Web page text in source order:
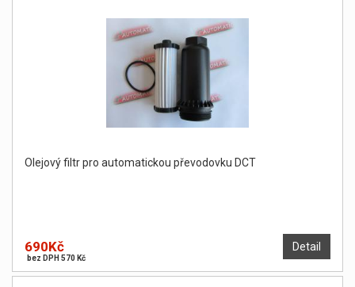
Olejový filtr pro automatickou převodovku DCT
Detail
690Kč
bez DPH 570 Kč